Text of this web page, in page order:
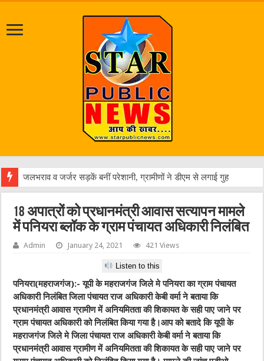
एक
18 अपात्रों को प्रधानमंत्री आवास सत्यापन मामले
में पनियरा ब्लॉक के ग्राम पंचायत अधिकारी निलंबित
Admin January 24, 2021 421 Views
Listen to this
पनियरा(महराजगंज):- यूपी के महराजगंज जिले मे पनियरा का ग्राम पंचायत
अधिकारी निलंबित जिला पंचायत राज अधिकारी केबी वर्मा ने बताया कि
प्रधानमंत्री आवास ग्रामीण में अनियमितता की शिकायत के सही पाए जाने पर
ग्राम पंचायत अधिकारी को निलंबित किया गया है।आप को बतादे कि यूपी के
महराजगंज जिले मे जिला पंचायत राज अधिकारी केबी वर्मा ने बताया कि
प्रधानमंत्री आवास ग्रामीण में अनियमितता की शिकायत के सही पाए जाने पर